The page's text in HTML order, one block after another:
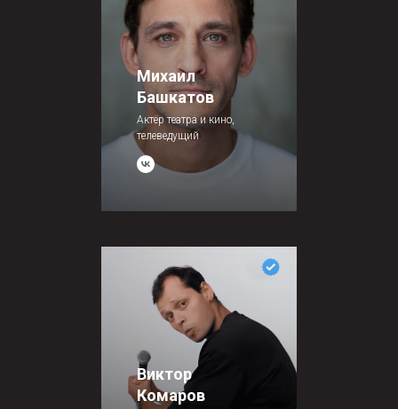
Михаил
Башкатов
Актёр театра и кино,
телеведущий
Виктор
Комаров